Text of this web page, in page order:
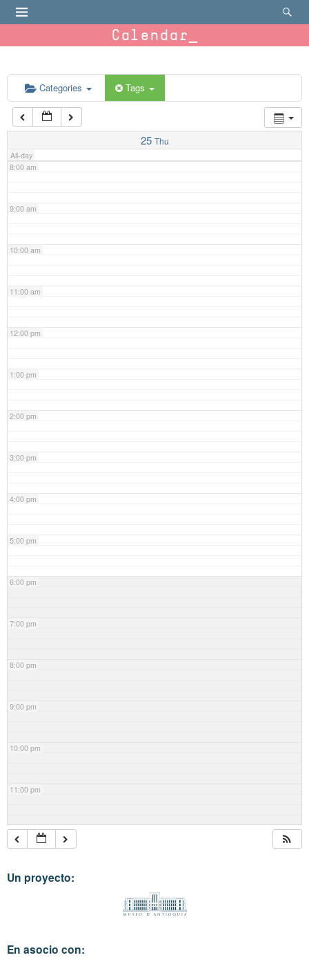
Calendar
Categories Tags
25 Thu
All-day
6:00 am
7:00 am
8:00 am
9:00 am
10:00 am
11:00 am
12:00 pm
1:00 pm
2:00 pm
3:00 pm
4:00 pm
5:00 pm
6:00 pm
7:00 pm
8:00 pm
9:00 pm
10:00 pm
11:00 pm
Un proyecto:
En asocio con: